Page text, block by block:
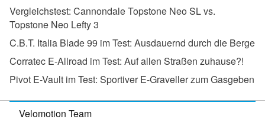
Vergleichstest: Cannondale Topstone Neo SL vs.
Topstone Neo Lefty 3
C.B.T. Italia Blade 99 im Test: Ausdauernd durch die Berge
Corratec E-Allroad im Test: Auf allen Straßen zuhause?!
Pivot E-Vault im Test: Sportiver E-Graveller zum Gasgeben
Velomotion Team